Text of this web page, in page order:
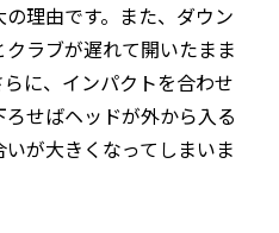
理由です。また、ダウン
ラブが遅れて開いたまま
に、インパクトを合わせ
せばヘッドが外から入る
が大きくなってしまいま